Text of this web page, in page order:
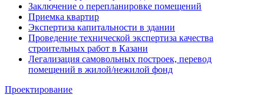
Заключение о перепланировке помещений
Приемка квартир
Экспертиза капитальности в здании
Проведение технической экспертиза качества
строительных работ в Казани
Легализация самовольных построек, перевод
помещений в жилой/нежилой фонд
Проектирование